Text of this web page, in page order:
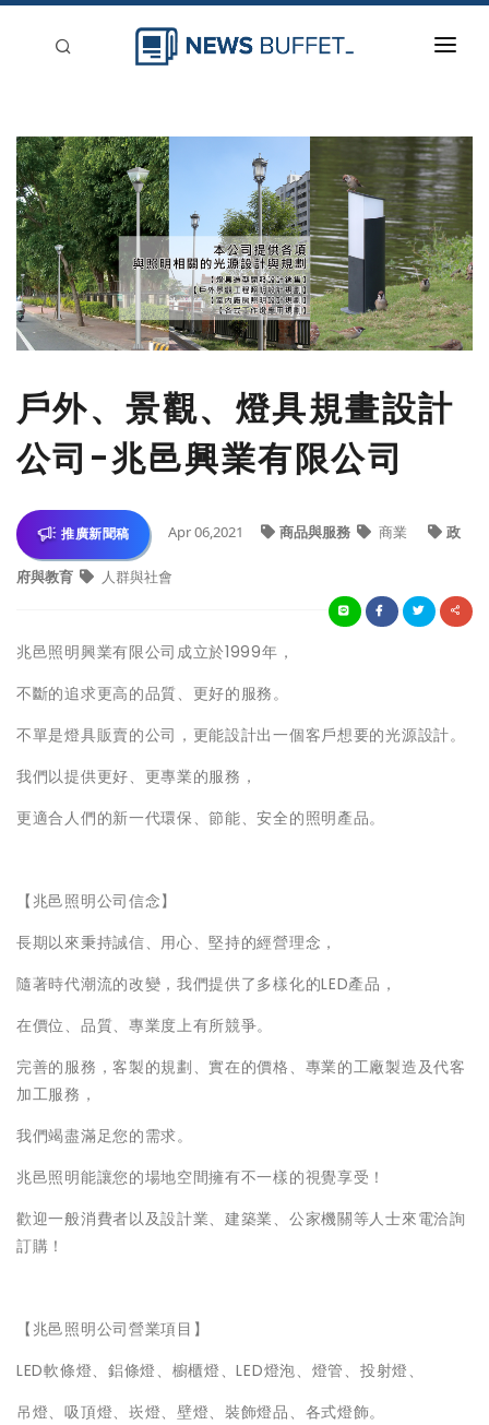
新聞稿分類
登入
刊登
戶外、景觀、燈具規畫設計
公司-兆邑興業有限公司
推廣新聞稿 Apr 06,2021 商品與服務 商業 政
府與教育 人群與社會
兆邑照明興業有限公司成立於1999年，
不斷的追求更高的品質、更好的服務。
不單是燈具販賣的公司，更能設計出一個客戶想要的光源設計。
我們以提供更好、更專業的服務，
更適合人們的新一代環保、節能、安全的照明產品。
【兆邑照明公司信念】
長期以來秉持誠信、用心、堅持的經營理念，
隨著時代潮流的改變，我們提供了多樣化的LED產品，
在價位、品質、專業度上有所競爭。
完善的服務，客製的規劃、實在的價格、專業的工廠製造及代客
加工服務，
我們竭盡滿足您的需求。
兆邑照明能讓您的場地空間擁有不一樣的視覺享受！
歡迎一般消費者以及設計業、建築業、公家機關等人士來電洽詢
訂購！
【兆邑照明公司營業項目】
LED軟條燈、鋁條燈、櫥櫃燈、LED燈泡、燈管、投射燈、
吊燈、吸頂燈、崁燈、壁燈、裝飾燈品、各式燈飾。